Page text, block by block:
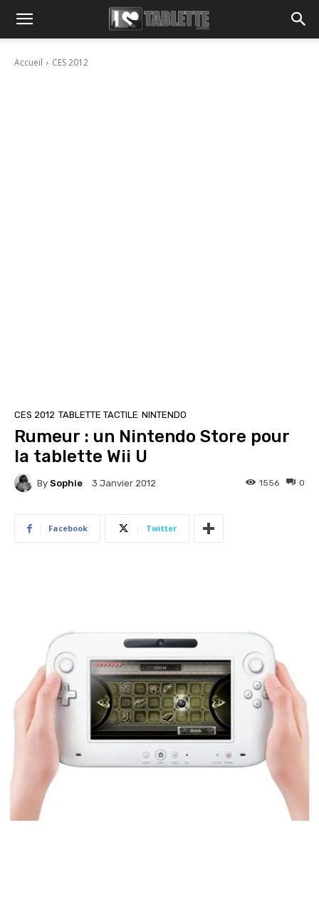
Accueil CES 2012
CES 2012 TABLETTE TACTILE NINTENDO
Rumeur : un Nintendo Store pour
la tablette Wii U
By Sophie 3 Janvier 2012 0
1556
Facebook Twitter